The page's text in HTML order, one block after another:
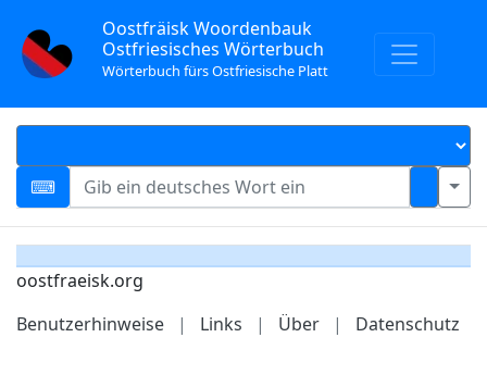
Oostfräisk Woordenbauk
Ostfriesisches Wörterbuch
Wörterbuch fürs Ostfriesische Platt
oostfraeisk.org
Benutzerhinweise
| Links | Über | Datenschutz